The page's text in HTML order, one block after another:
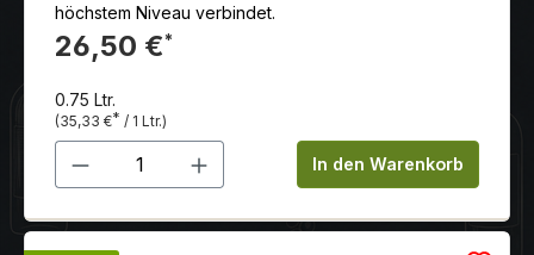
höchstem Niveau verbindet.
26,50 €*
0.75 Ltr.
(35,33 €* / 1 Ltr.)
Produkt Anzahl: Gib denIn den Warenkorb